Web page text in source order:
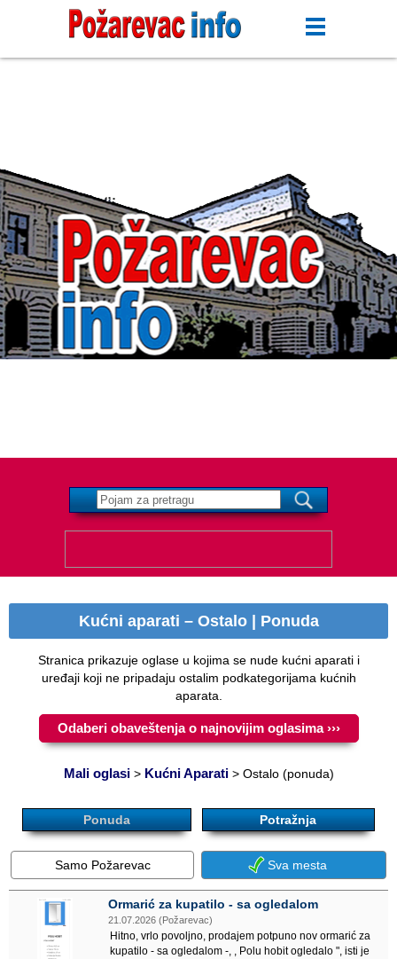
Kućni aparati – Ostalo | Ponuda
Stranica prikazuje oglase u kojima se nude kućni aparati i
uređaji koji ne pripadaju ostalim podkategorijama kućnih
aparata.
Odaberi obaveštenja o najnovijim oglasima ›››
Mali oglasi> Kućni Aparati> Ostalo (ponuda)
Ponuda Potražnja
Samo Požarevac Sva mesta
Ormarić za kupatilo - sa ogledalom
21.07.2026 (Požarevac)
Hitno, vrlo povoljno, prodajem potpuno nov ormarić za
kupatilo - sa ogledalom -, , Polu hobit ogledalo ", isti je